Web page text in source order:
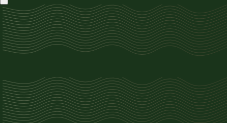
TỔNG QUAN